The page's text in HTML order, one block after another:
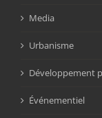
Media
Urbanisme
Développement
Événementiel